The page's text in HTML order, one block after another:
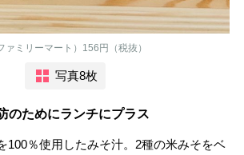
ァミリーマート）156円（税抜）
写真8枚
のためにランチにプラス
100％使用したみそ汁。2種の米みそをベ